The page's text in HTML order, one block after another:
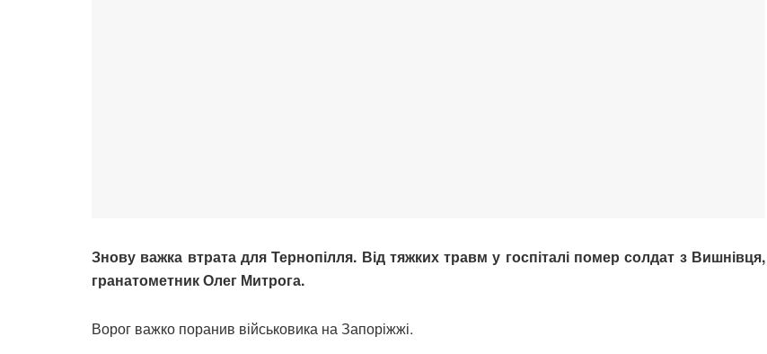
Знову важка втрата для Тернопілля. Від тяжких травм у госпіталі помер солдат з Вишнівця,
гранатометник Олег Митрога.
Ворог важко поранив військовика на Запоріжжі.